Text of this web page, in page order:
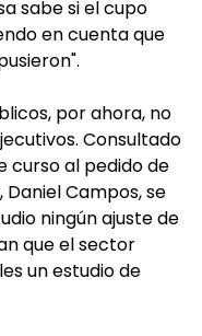
sabe si el cupo
en cuenta que
por ahora, no
Consultado
curso al pedido de
Campos, se
ningún ajuste de
que el sector
un estudio de